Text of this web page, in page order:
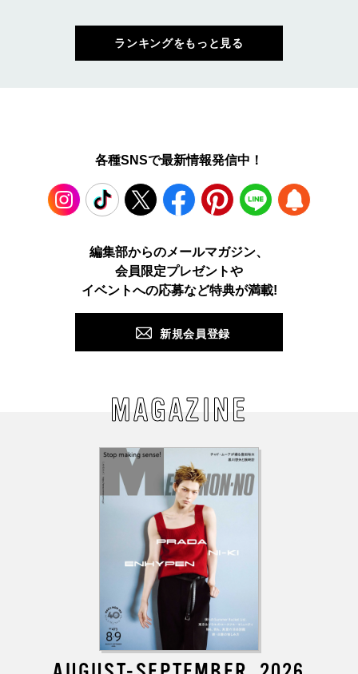
ランキングをもっと見る
各種SNSで最新情報発信中！
TikTok Facebook Pinterest LINE
編集部からのメールマガジン、
会員限定プレゼントや
イベントへの応募など特典が満載!
新規会員登録
MAGAZINE